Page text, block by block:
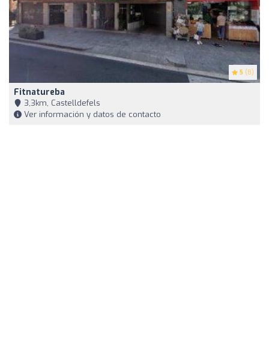
5 (8)
Fitnatureba
3,3km, Castelldefels
Ver información y datos de contacto